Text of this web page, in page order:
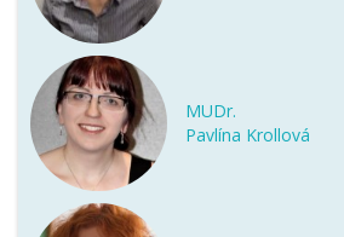
MUDr.
Pavlína Krollová